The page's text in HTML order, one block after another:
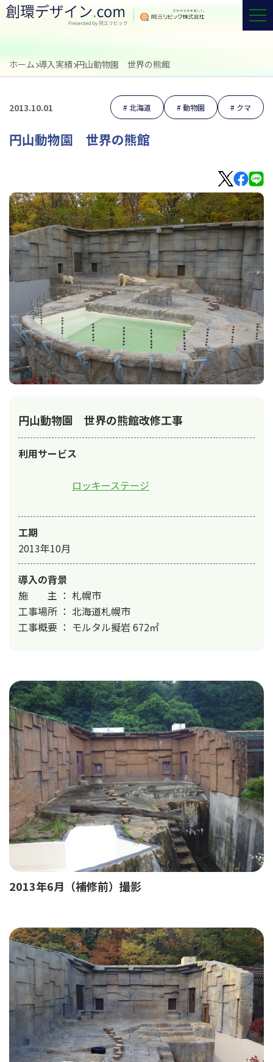
ホーム 導入実績 円山動物園 世界の熊館
2013.10.01 北海道 動物園 クマ
円山動物園 世界の熊館
円山動物園 世界の熊館改修工事
利用サービス
ロッキーステージ
工期
2013年10月
導入の背景
施　　主 ： 札幌市
工事場所 ： 北海道札幌市
工事概要 ： モルタル擬岩 672㎡
2013年6月（補修前）撮影